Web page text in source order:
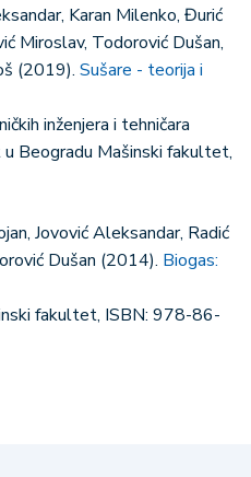
Karan Milenko, Đurić
Miroslav, Todorović Dušan,
(2019). Sušare - teorija i
inženjera i tehničara
Beogradu Mašinski fakultet,
Jovović Aleksandar, Radić
Dušan (2014). Biogas:
fakultet, ISBN: 978-86-